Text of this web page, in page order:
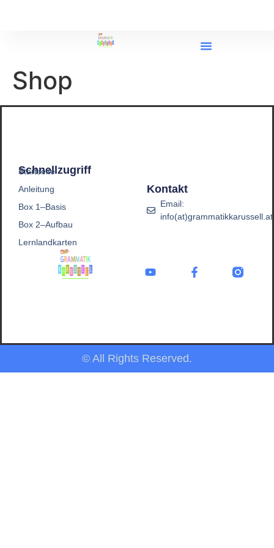
Shop
Schnellzugriff
Startseite
Anleitung
Box 1–Basis
Box 2–Aufbau
Lernlandkarten
Kontakt
Email:
info(at)grammatikkarussell.at
© All Rights Reserved.